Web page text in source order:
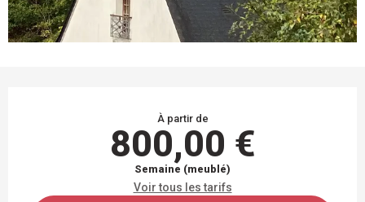
À partir de
800,00 €
Semaine (meublé)
Voir tous les tarifs